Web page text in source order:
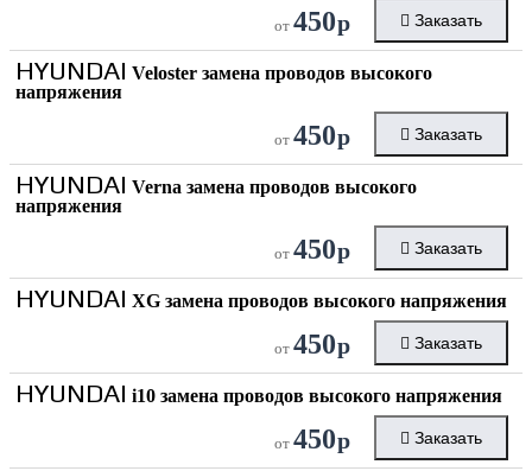
от 450р Заказать
HYUNDAI Veloster замена проводов высокого
напряжения
от 450р Заказать
HYUNDAI Verna замена проводов высокого
напряжения
от 450р Заказать
HYUNDAI XG замена проводов высокого напряжения
от 450р Заказать
HYUNDAI i10 замена проводов высокого напряжения
от 450р Заказать